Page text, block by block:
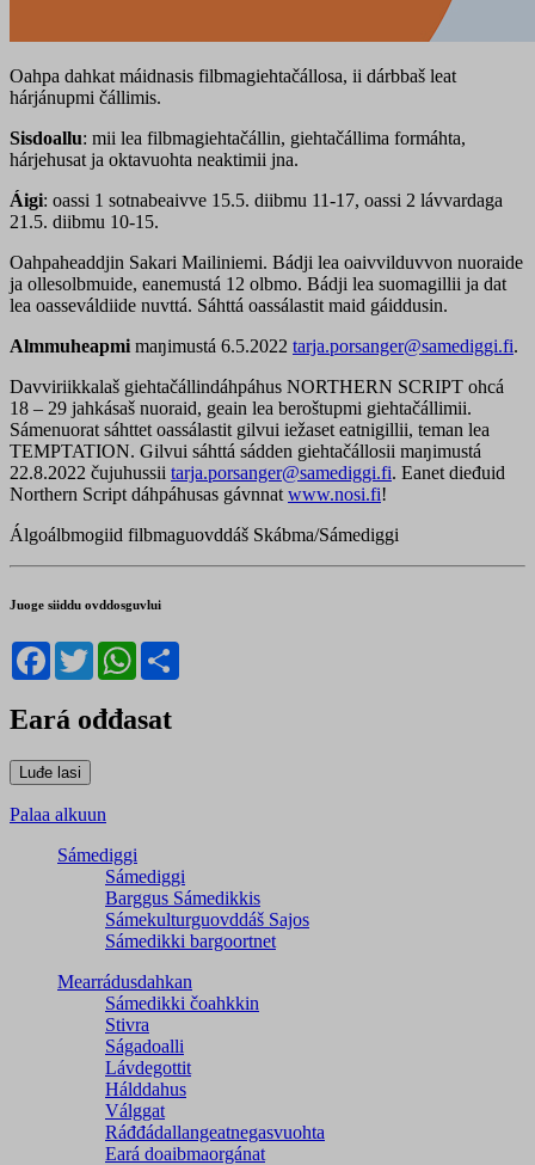
Oahpa dahkat máidnasis filbmagiehtačállosa, ii dárbbaš leat
hárjánupmi čállimis.
Sisdoallu: mii lea filbmagiehtačállin, giehtačállima formáhta,
hárjehusat ja oktavuohta neaktimii jna.
Áigi: oassi 1 sotnabeaivve 15.5. diibmu 11-17, oassi 2 lávvardaga
21.5. diibmu 10-15.
Oahpaheaddjin Sakari Mailiniemi. Bádji lea oaivvilduvvon nuoraide
ja ollesolbmuide, eanemustá 12 olbmo. Bádji lea suomagillii ja dat
lea oasseváldiide nuvttá. Sáhttá oassálastit maid gáiddusin.
Almmuheapmi maŋimustá 6.5.2022 tarja.porsanger@samediggi.fi.
Davviriikkalaš giehtačállindáhpáhus NORTHERN SCRIPT ohcá
18 – 29 jahkásaš nuoraid, geain lea beroštupmi giehtačállimii.
Sámenuorat sáhttet oassálastit gilvui iežaset eatnigillii, teman lea
TEMPTATION. Gilvui sáhttá sádden giehtačállosii maŋimustá
22.8.2022 čujuhussii tarja.porsanger@samediggi.fi. Eanet dieđuid
Northern Script dáhpáhusas gávnnat www.nosi.fi!
Álgoálbmogiid filbmaguovddáš Skábma/Sámediggi
Juoge siiddu ovddosguvlui
Facebook
TwitterWhatsApp
Eará ođđasat
Palaa alkuun
Sámediggi
Sámediggi
Barggus Sámedikkis
Sámekulturguovddáš Sajos
Sámedikki bargoortnet
Mearrádusdahkan
Sámedikki čoahkkin
Stivra
Ságadoalli
Lávdegottit
Hálddahus
Válggat
Ráđđádallangeatnegas­vuohta
Eará doaibmaorgánat